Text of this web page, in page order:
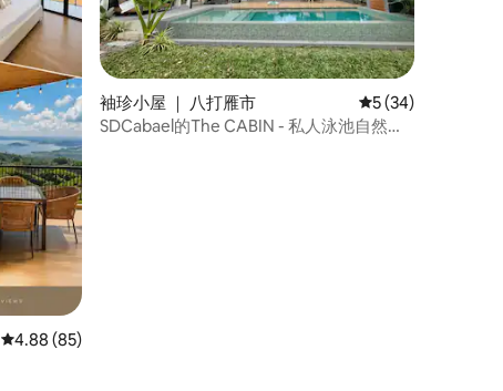
平均评分 4.88 分（满分 5 分），共 85 条评价
4.88 (85)
袖珍小屋 ｜ 八打雁市 平均评分 5 分（满
5 (34)
SDCabael的The CABIN - 私人泳池自然度